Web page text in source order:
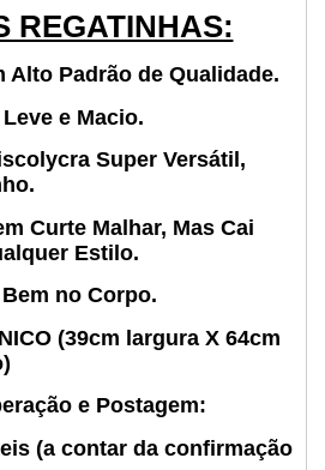
REGATINHAS:
Alto Padrão de Qualidade.
e Macio.
Super Versátil,
Curte Malhar, Mas Cai
Estilo.
no Corpo.
(39cm largura X 64cm
e Postagem:
(a contar da confirmação